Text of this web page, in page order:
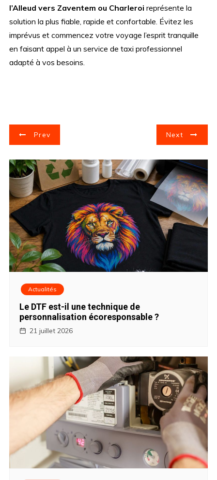
l’Alleud vers Zaventem ou Charleroi représente la
solution la plus fiable, rapide et confortable. Évitez les
imprévus et commencez votre voyage l’esprit tranquille
en faisant appel à un service de taxi professionnel
adapté à vos besoins.
N
a
v
i
g
a
t
l
’
r
t
Prev Next
Actualités
Le DTF est-il une technique de
personnalisation écoresponsable ?
21 juillet 2026